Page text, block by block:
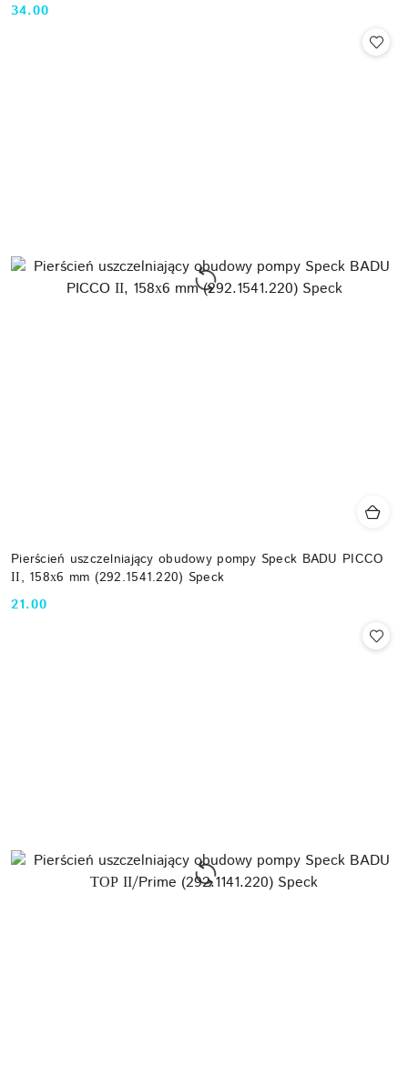
Cena:
34.00
Pierścień uszczelniający obudowy pompy Speck BADU PICCO
ІІ, 158х6 mm (292.1541.220) Speck
Cena:
21.00